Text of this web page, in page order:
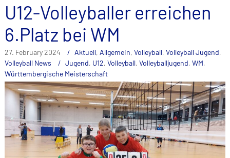
U12-Volleyballer erreichen
6.Platz bei WM
27. February 2024 Aktuell, Allgemein, Volleyball, Volleyball Jugend,
Volleyball News
Jugend, U12, Volleyball, Volleyballjugend, WM,
Württembergische Meisterschaft